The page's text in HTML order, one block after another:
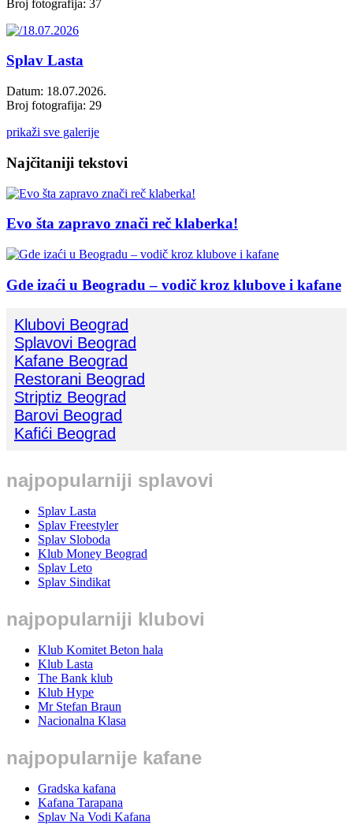
Broj fotografija: 37
Splav Lasta
Datum: 18.07.2026.
Broj fotografija: 29
prikaži sve galerije
Najčitaniji tekstovi
Evo šta zapravo znači reč klaberka!
Gde izaći u Beogradu – vodič kroz klubove i kafane
Klubovi Beograd
Splavovi Beograd
Kafane Beograd
Restorani Beograd
Striptiz Beograd
Barovi Beograd
Kafići Beograd
najpopularniji splavovi
Splav Lasta
Splav Freestyler
Splav Sloboda
Klub Money Beograd
Splav Leto
Splav Sindikat
najpopularniji klubovi
Klub Komitet Beton hala
Klub Lasta
The Bank klub
Klub Hype
Mr Stefan Braun
Nacionalna Klasa
najpopularnije kafane
Gradska kafana
Kafana Tarapana
Splav Na Vodi Kafana